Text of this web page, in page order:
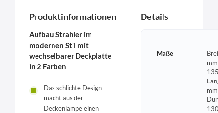
Produktinformationen
Aufbau Strahler im
modernen Stil mit
wechselbarer Deckplatte
in 2 Farben
Das schlichte Design
macht aus der
Deckenlampe einen
Details
Maße